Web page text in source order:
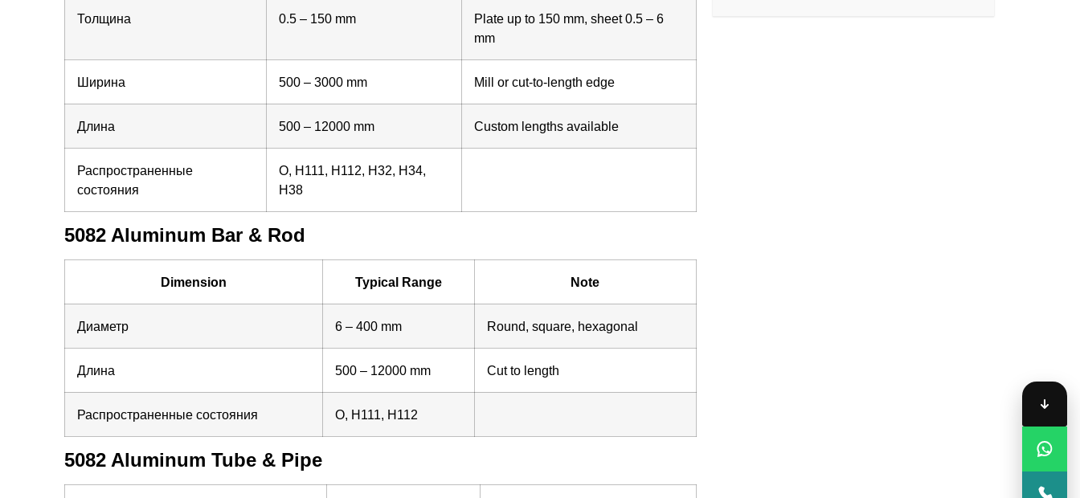
Толщина 0.5 – 150 mm
Plate up to 150 mm, sheet 0.5 – 6
mm
Ширина 500 – 3000 mm Mill or cut-to-length edge
Длина 500 – 12000 mm Custom lengths available
Распространенные
состояния
O, H111, H112, H32, H34,
H38
5082 Aluminum Bar & Rod
Dimension Typical Range Note
Диаметр 6 – 400 mm Round, square, hexagonal
Длина 500 – 12000 mm Cut to length
Распространенные состояния O, H111, H112
5082 Aluminum Tube & Pipe